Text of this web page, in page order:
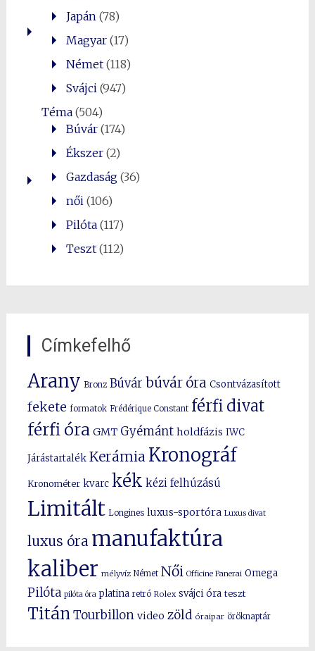
Japán (78)
Magyar(17)
Német(118)
Svájci (947)
Téma(504)
Búvár(174)
Ékszer(2)
Gazdaság(36)
női (106)
Pilóta(117)
Teszt(112)
Címkefelhő
Arany Bronz Búvár búvár óra Csontvázasított
fekete formatok Frédérique Constant férfi divat
férfi óra GMT Gyémánt holdfázis IWC
Járástartalék Kerámia Kronográf
Kronométer kvarc kék kézi felhúzású
Limitált Longines luxus-sportóra Luxus divat
luxus óra manufaktúra
kaliber mélyvíz Német Női Officine Panerai Omega
Pilóta pilóta óra platina retró Rolex svájci óra teszt
Titán Tourbillon video zöld óraipar öröknaptár